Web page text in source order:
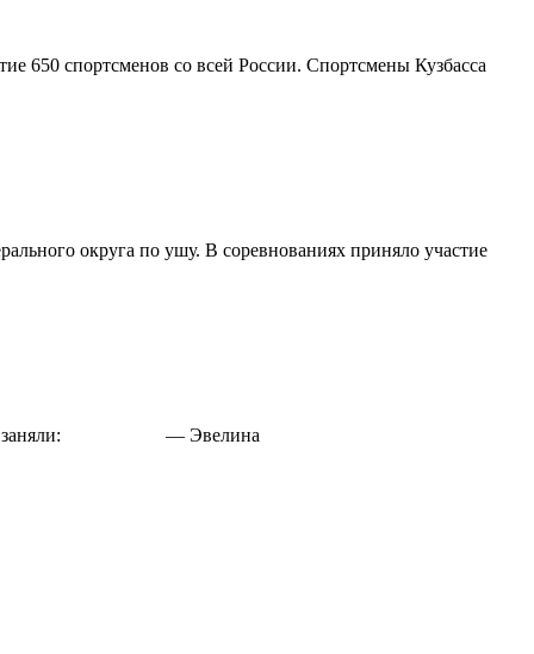
650 спортсменов со всей России. Спортсмены Кузбасса
округа по ушу. В соревнованиях приняло участие
1 место заняли: — Эвелина